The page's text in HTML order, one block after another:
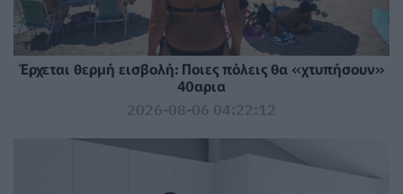
Έρχεται θερμή εισβολή: Ποιες πόλεις θα «χτυπήσουν»
40αρια
2026-08-06 04:22:12